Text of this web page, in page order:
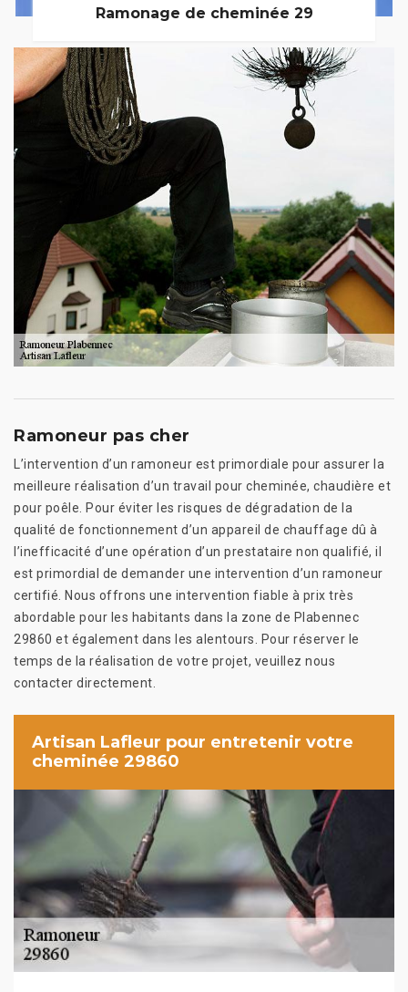
Ramonage de cheminée 29
Ramoneur pas cher
L’intervention d’un ramoneur est primordiale pour assurer la
meilleure réalisation d’un travail pour cheminée, chaudière et
pour poêle. Pour éviter les risques de dégradation de la
qualité de fonctionnement d’un appareil de chauffage dû à
l’inefficacité d’une opération d’un prestataire non qualifié, il
est primordial de demander une intervention d’un ramoneur
certifié. Nous offrons une intervention fiable à prix très
abordable pour les habitants dans la zone de Plabennec
29860 et également dans les alentours. Pour réserver le
temps de la réalisation de votre projet, veuillez nous
contacter directement.
Artisan Lafleur pour entretenir votre
cheminée 29860